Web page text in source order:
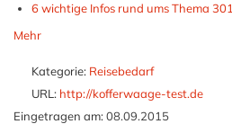
6 wichtige Infos rund ums Thema
Mehr
Kategorie: Reisebedarf
URL: http://kofferwaage-test.de
Eingetragen am: 08.09.2015